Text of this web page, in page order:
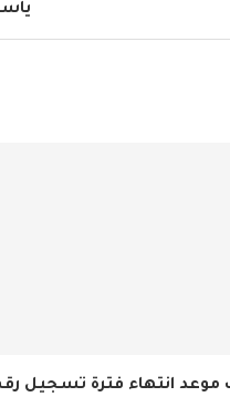
موعد انتهاء فترة تسجيل